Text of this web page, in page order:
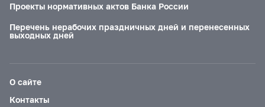
Проекты нормативных актов Банка России
Перечень нерабочих праздничных дней и перенесенных
выходных дней
О сайте
Контакты